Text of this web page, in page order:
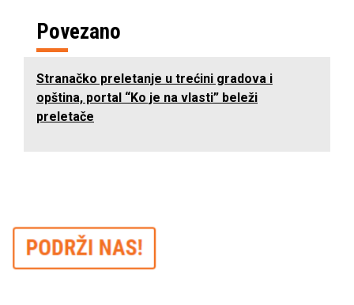
Povezano
Stranačko preletanje u trećini gradova i
opština, portal “Ko je na vlasti” beleži
preletače